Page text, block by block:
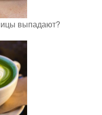
выпадают?